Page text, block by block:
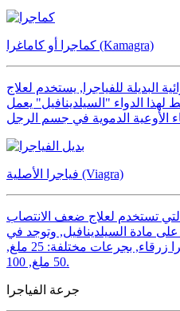
كماجرا أو كاماغرا (Kamagra)
البديلة للفياجرا, يستخدم لعلاج
الدواء "السيلدينافيل" يعمل
فياجرا الأصلية (Viagra)
تستخدم لعلاج ضعف الانتصاب
مادة السيلدينافيل, وتوجد في
الأسواق على شكل أقراص فياجرا زرقاء, بجرعات مختلفة: 25 ملغ,
50 ملغ, 100.
جرعة الفياجرا